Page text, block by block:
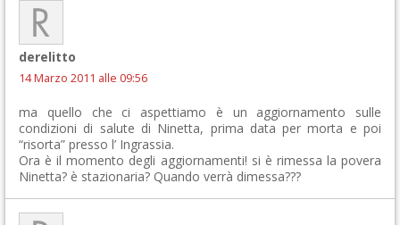
derelitto
14 Marzo 2011 alle 09:56
ma quello che ci aspettiamo è un aggiornamento sulle
condizioni di salute di Ninetta, prima data per morta e poi
“risorta” presso l’ Ingrassia.
Ora è il momento degli aggiornamenti! si è rimessa la povera
Ninetta? è stazionaria? Quando verrà dimessa???